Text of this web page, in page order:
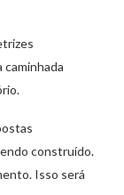
construído.
Isso será